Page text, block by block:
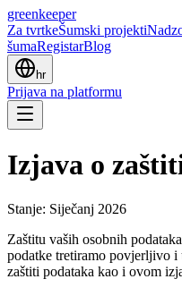
greenkeeper
Za tvrtkeŠumski projekti
šumaRegistarBlog
hr
Prijava na platformu
Izjava o
Stanje: Siječanj 2026
Zaštitu vaših osobnih
podatke tretiramo povjerljivo i
zaštiti podataka kao i ovom